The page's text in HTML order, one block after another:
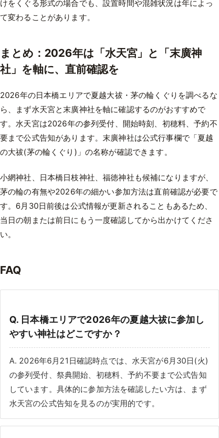
けをくぐる形式の場合でも、設置時間や混雑状況は年によっ
て変わることがあります。
まとめ：2026年は「水天宮」と「末廣神
社」を軸に、直前確認を
2026年の日本橋エリアで夏越大祓・茅の輪くぐりを調べるな
ら、まず水天宮と末廣神社を軸に確認するのがおすすめで
す。水天宮は2026年の参列受付、開始時刻、初穂料、予約不
要まで公式告知があります。末廣神社は公式行事欄で「夏越
の大祓(茅の輪くぐり)」の名称が確認できます。
小網神社、日本橋日枝神社、福徳神社も候補になりますが、
茅の輪の有無や2026年の細かい参加方法は直前確認が必要で
す。6月30日前後は公式情報が更新されることもあるため、
当日の朝または前日にもう一度確認してから出かけてくださ
い。
FAQ
Q. 日本橋エリアで2026年の夏越大祓に参加し
やすい神社はどこですか？
A. 2026年6月21日確認時点では、水天宮が6月30日(火)
の参列受付、祭典開始、初穂料、予約不要まで公式告知
しています。具体的に参加方法を確認したい方は、まず
水天宮の公式告知を見るのが実用的です。